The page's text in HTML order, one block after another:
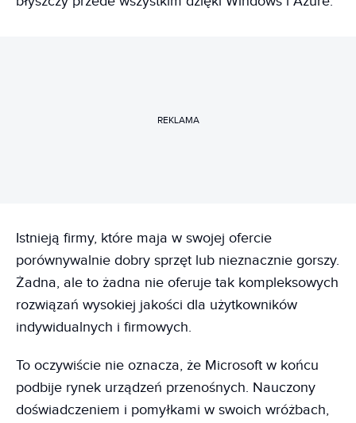
REKLAMA
Istnieją firmy, które maja w swojej ofercie
porównywalnie dobry sprzęt lub nieznacznie gorszy.
Żadna, ale to żadna nie oferuje tak kompleksowych
rozwiązań wysokiej jakości dla użytkowników
indywidualnych i firmowych.
To oczywiście nie oznacza, że Microsoft w końcu
podbije rynek urządzeń przenośnych. Nauczony
doświadczeniem i pomyłkami w swoich wróżbach,